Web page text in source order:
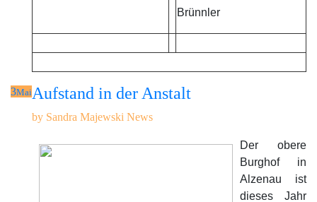
Brünnler
3MaiAufstand in der Anstalt
by Sandra Majewski News
Der obere
Burghof in
Alzenau ist
dieses Jahr